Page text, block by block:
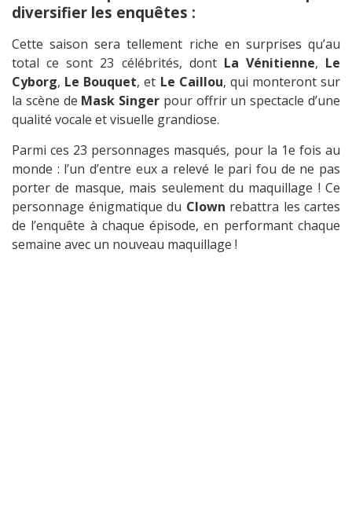
diversifier les enquêtes :
Cette saison sera tellement riche en surprises qu’au
total ce sont 23 célébrités, dont La Vénitienne, Le
Cyborg, Le Bouquet, et Le Caillou, qui monteront sur
la scène de Mask Singer pour offrir un spectacle d’une
qualité vocale et visuelle grandiose.
Parmi ces 23 personnages masqués, pour la 1e fois au
monde : l’un d’entre eux a relevé le pari fou de ne pas
porter de masque, mais seulement du maquillage ! Ce
personnage énigmatique du Clown rebattra les cartes
de l’enquête à chaque épisode, en performant chaque
semaine avec un nouveau maquillage !